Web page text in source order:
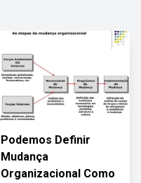
Podemos Definir
Mudança
Organizacional Como